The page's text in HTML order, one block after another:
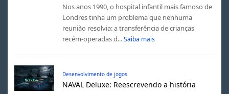
Nos anos 1990, o hospital infantil mais famoso de
Londres tinha um problema que nenhuma
reunião resolvia: a transferência de crianças
recém-operadas d... Saiba mais
Desenvolvimento de jogos
NAVAL Deluxe: Reescrevendo a história